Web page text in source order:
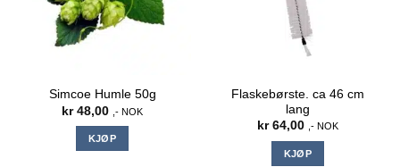
Simcoe Humle 50g
kr48,00 ,- NOK
KJØP
Flaskebørste. ca 46 cm
lang
kr64,00 ,- NOK
KJØP